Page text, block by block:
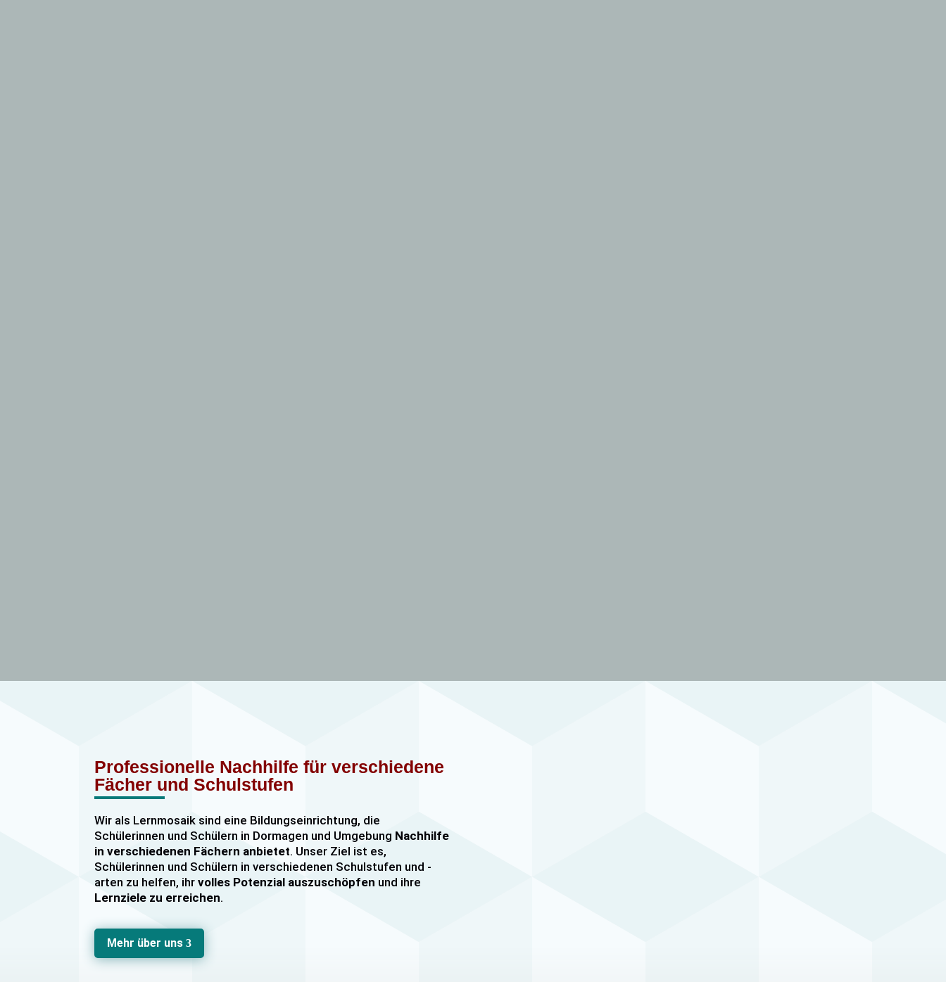
Professionelle Nachhilfe für verschiedene
Fächer und Schulstufen
Wir als Lernmosaik sind eine Bildungseinrichtung, die
Schülerinnen und Schülern in Dormagen und Umgebung Nachhilfe
in verschiedenen Fächern anbietet. Unser Ziel ist es,
Schülerinnen und Schülern in verschiedenen Schulstufen und -
arten zu helfen, ihrvolles Potenzial auszuschöpfen und ihre
Lernziele zu erreichen.
Unser Nachhilfeangebot umfasst
Gruppennachhilfe
Mathematik, Englisch und Deutsch
Mehr über uns3